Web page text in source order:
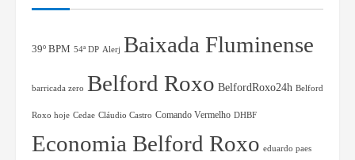
39º BPM 54ª DP Alerj Baixada Fluminense
barricada zero Belford Roxo BelfordRoxo24h Belford
Roxo hoje Cedae Cláudio Castro Comando Vermelho DHBF
Economia Belford Roxo eduardo paes